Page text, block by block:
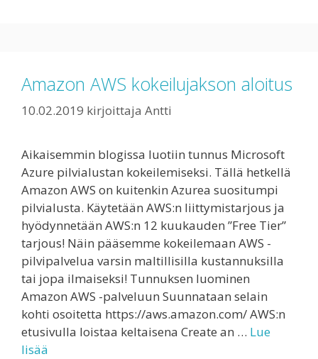
Amazon AWS kokeilujakson aloitus
10.02.2019 kirjoittaja Antti
Aikaisemmin blogissa luotiin tunnus Microsoft
Azure pilvialustan kokeilemiseksi. Tällä hetkellä
Amazon AWS on kuitenkin Azurea suositumpi
pilvialusta. Käytetään AWS:n liittymistarjous ja
hyödynnetään AWS:n 12 kuukauden ”Free Tier”
tarjous! Näin pääsemme kokeilemaan AWS -
pilvipalvelua varsin maltillisilla kustannuksilla
tai jopa ilmaiseksi! Tunnuksen luominen
Amazon AWS -palveluun Suunnataan selain
kohti osoitetta https://aws.amazon.com/ AWS:n
etusivulla loistaa keltaisena Create an … Lue
lisää